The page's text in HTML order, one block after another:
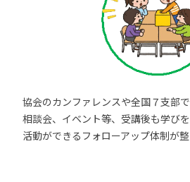
協会のカンファレンスや全国７支部
相談会、イベント等、受講後も学び
活動ができるフォローアップ体制が整